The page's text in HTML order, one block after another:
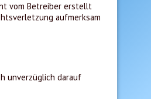
vom Betreiber erstellt
aufmerksam
unverzüglich darauf